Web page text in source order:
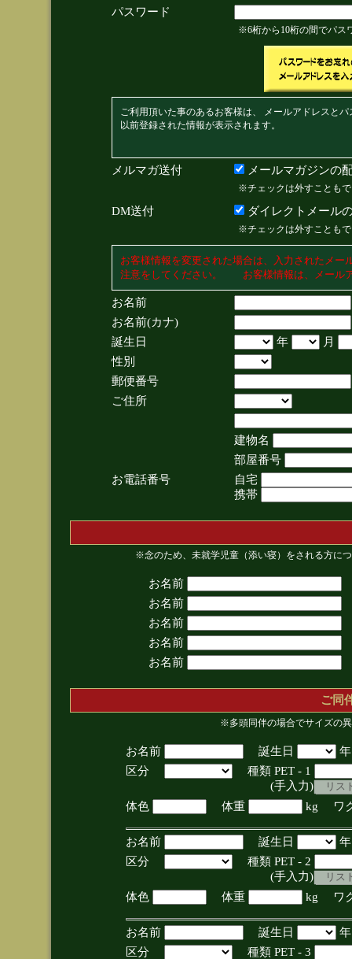
パスワード
※6桁から10桁の間でパス
ご利用頂いた事のあるお客様は、 メールアドレスと
以前登録された情報が表示されます。
メルマガ送付 メールマガジンの
※チェックは外すことも
DM送付 ダイレクトメール
※チェックは外すことも
お客様情報を変更された場合は、入力されたメ
注意をしてください。 お客様情報は、メール
お名前
お名前(カナ)
誕生日
年
月
性別
郵便番号
ご住所
建物名
部屋番号
お電話番号
自宅
携帯
※念のため、未就学児童（添い寝）をされる方に
お名前
お名前
お名前
お名前
お名前
ご同
※多頭同伴の場合でサイズの
お名前 誕生日
区分
種類 PET - 1
(手入力)
体色
体重 kg ワ
お名前 誕生日
区分
種類 PET - 2
(手入力)
体色
体重 kg ワ
お名前 誕生日
区分
種類 PET - 3